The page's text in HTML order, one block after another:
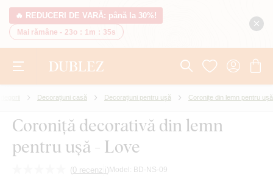
🔥 REDUCERI DE VARĂ: până la 30%!
Mai rămâne - 23o : 1m : 34s
Decorațiuni casă Decorațiuni pentru ușă Coronițe din lemn pentru ușă
Coroniță decorativă din lemn
pentru ușă - Love
(0 recenzii) Model: BD-NS-09